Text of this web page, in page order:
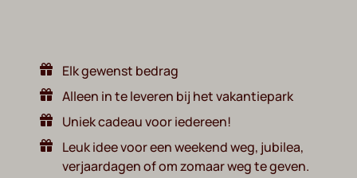
Elk gewenst bedrag
Alleen in te leveren bij het vakantiepark
Uniek cadeau voor iedereen!
Leuk idee voor een weekend weg, jubilea,
verjaardagen of om zomaar weg te geven.